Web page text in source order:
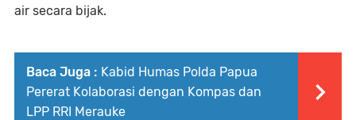
air secara bijak.
Baca Juga : Kabid Humas Polda Papua
Pererat Kolaborasi dengan Kompas dan
LPP RRI Merauke